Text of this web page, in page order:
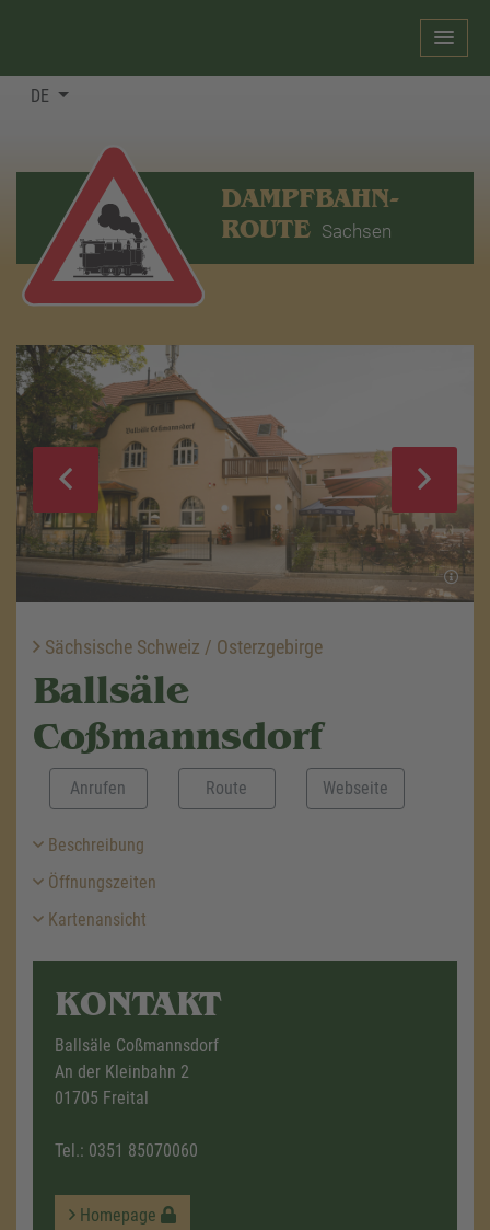
DE
DAMPFBAHN-
ROUTE Sachsen
Sächsische Schweiz / Osterzgebirge
Ballsäle
Coßmannsdorf
Anrufen Route Webseite
Beschreibung
Öffnungszeiten
Kartenansicht
KONTAKT
Ballsäle Coßmannsdorf
An der Kleinbahn 2
01705 Freital
Tel.: 0351 85070060
Homepage